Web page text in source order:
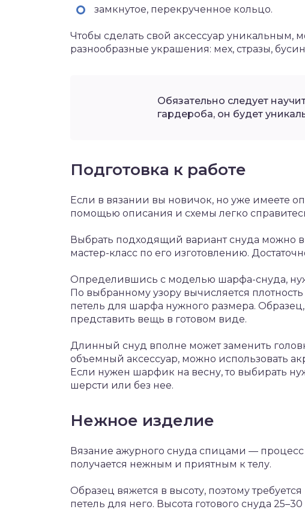
замкнутое, перекрученное кольцо.
Чтобы сделать свой аксессуар уникальным,
разнообразные украшения: мех, стразы,
Обязательно следует
гардероба, он будет
Подготовка к работе
Если в вязании вы новичок, но уже имеете
помощью описания и схемы легко
Выбрать подходящий вариант снуда можно
мастер-класс по его изготовлению.
Определившись с моделью шарфа-снуда,
По выбранному узору вычисляется
петель для шарфа нужного размера.
представить вещь в готовом виде.
Длинный снуд вполне может заменить
объемный аксессуар, можно использовать
Если нужен шарфик на весну, то выбирать
шерсти или без нее.
Нежное изделие
Вязание ажурного снуда спицами —
получается нежным и приятным к телу.
Образец вяжется в высоту, поэтому
петель для него. Высота готового снуда